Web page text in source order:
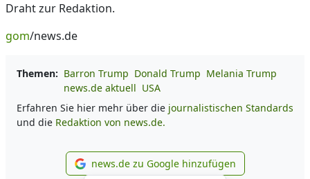
Draht zur Redaktion.
gom/news.de
Themen: Barron Trump Donald Trump Melania Trump
news.de aktuell USA
Erfahren Sie hier mehr über die journalistischen Standards
und die Redaktion von news.de.
news.de zu Google
news.de zu Google hinzufügen